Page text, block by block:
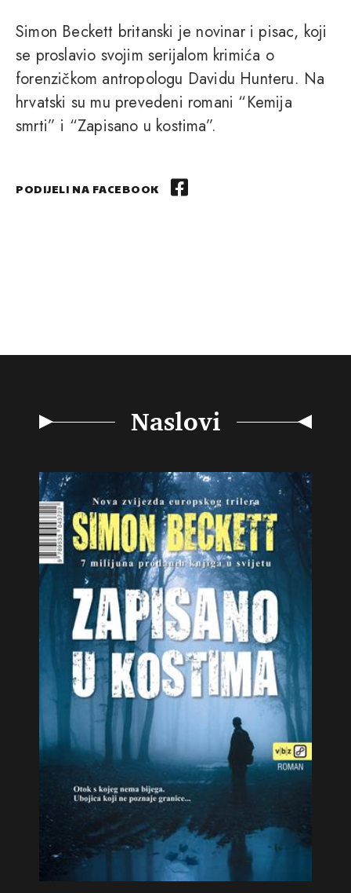
Simon Beckett britanski je novinar i pisac, koji
se proslavio svojim serijalom krimića o
forenzičkom antropologu Davidu Hunteru. Na
hrvatski su mu prevedeni romani “Kemija
smrti” i “Zapisano u kostima”.
PODIJELI NA FACEBOOK
Naslovi